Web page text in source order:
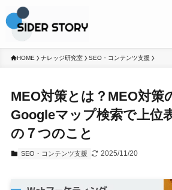
HOME ナレッジ研究室 SEO・コンテンツ支援
MEO対策とは？MEO対策
Googleマップ検索で上位
の７つのこと
SEO・コンテンツ支援 2025/11/20